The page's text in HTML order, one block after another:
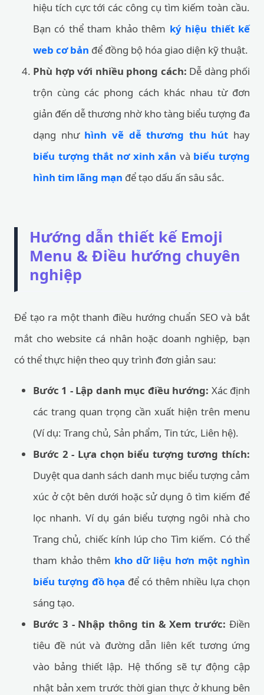
hiệu tích cực tới các công cụ tìm kiếm toàn cầu.
Bạn có thể tham khảo thêm ký hiệu thiết kế
web cơ bản để đồng bộ hóa giao diện kỹ thuật.
Phù hợp với nhiều phong cách: Dễ dàng phối
trộn cùng các phong cách khác nhau từ đơn
giản đến dễ thương nhờ kho tàng biểu tượng đa
dạng như hình vẽ dễ thương thu hút hay
biểu tượng thắt nơ xinh xắn và biểu tượng
hình tim lãng mạn để tạo dấu ấn sâu sắc.
Hướng dẫn thiết kế Emoji
Menu & Điều hướng chuyên
nghiệp
Để tạo ra một thanh điều hướng chuẩn SEO và bắt
mắt cho website cá nhân hoặc doanh nghiệp, bạn
có thể thực hiện theo quy trình đơn giản sau:
Bước 1 - Lập danh mục điều hướng: Xác định
các trang quan trọng cần xuất hiện trên menu
(Ví dụ: Trang chủ, Sản phẩm, Tin tức, Liên hệ).
Bước 2 - Lựa chọn biểu tượng tương thích:
Duyệt qua danh sách danh mục biểu tượng cảm
xúc ở cột bên dưới hoặc sử dụng ô tìm kiếm để
lọc nhanh. Ví dụ gán biểu tượng ngôi nhà cho
Trang chủ, chiếc kính lúp cho Tìm kiếm. Có thể
tham khảo thêm kho dữ liệu hơn một nghìn
biểu tượng đồ họa để có thêm nhiều lựa chọn
sáng tạo.
Bước 3 - Nhập thông tin & Xem trước: Điền
tiêu đề nút và đường dẫn liên kết tương ứng
vào bảng thiết lập. Hệ thống sẽ tự động cập
nhật bản xem trước thời gian thực ở khung bên